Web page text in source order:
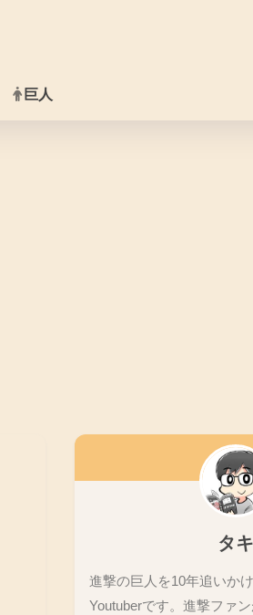
巨人
タキ
進撃の巨人を10年追いか
Youtuberです。進撃ファ